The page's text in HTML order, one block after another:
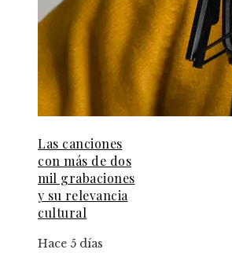
Las canciones
con más de dos
mil grabaciones
y su relevancia
cultural
Hace 5 días